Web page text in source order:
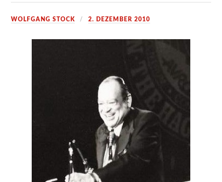
WOLFGANG STOCK 2. DEZEMBER 2010